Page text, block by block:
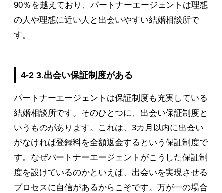
90％を越えており、パートナーエージェントは理想
の人や理想に近い人と出会いやすい結婚相談所で
す。
4-2 3.出会い保証制度がある
パートナーエージェントは保証制度も充実している
結婚相談所です。そのひとつに、出会い保証制度と
いうものがあります。これは、3カ月以内に出会い
がなければ登録料を全額返金するという保証制度で
す。なぜパートナーエージェントがこうした保証制
度を設けているのかといえば、出会いを実現させる
プロセスに自信があるからこそです。万が一の場合